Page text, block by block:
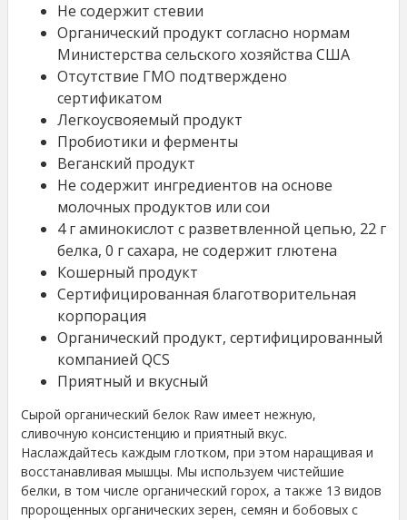
Не содержит стевии
Органический продукт согласно нормам
Министерства сельского хозяйства США
Отсутствие ГМО подтверждено
сертификатом
Легкоусвояемый продукт
Пробиотики и ферменты
Веганский продукт
Не содержит ингредиентов на основе
молочных продуктов или сои
4 г аминокислот с разветвленной цепью, 22 г
белка, 0 г сахара, не содержит глютена
Кошерный продукт
Сертифицированная благотворительная
корпорация
Органический продукт, сертифицированный
компанией QCS
Приятный и вкусный
Сырой органический белок Raw имеет нежную,
сливочную консистенцию и приятный вкус.
Наслаждайтесь каждым глотком, при этом наращивая и
восстанавливая мышцы. Мы используем чистейшие
белки, в том числе органический горох, а также 13 видов
пророщенных органических зерен, семян и бобовых с